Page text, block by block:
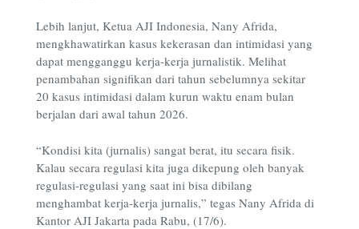
Lebih lanjut, Ketua AJI Indonesia, Nany Afrida,
mengkhawatirkan kasus kekerasan dan intimidasi yang
dapat mengganggu kerja-kerja jurnalistik. Melihat
penambahan signifikan dari tahun sebelumnya sekitar
20 kasus intimidasi dalam kurun waktu enam bulan
berjalan dari awal tahun 2026.
“Kondisi kita (jurnalis) sangat berat, itu secara fisik.
Kalau secara regulasi kita juga dikepung oleh banyak
regulasi-regulasi yang saat ini bisa dibilang
menghambat kerja-kerja jurnalis,” tegas Nany Afrida di
Kantor AJI Jakarta pada Rabu, (17/6).